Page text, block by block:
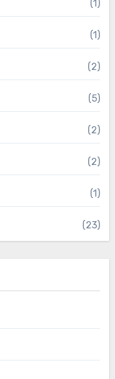
(1)
(1)
(2)
(5)
(2)
(2)
(1)
(23)